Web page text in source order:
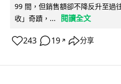
99 間，但銷售額卻不降反升至過
收」奇蹟，...
閱讀全文
243 19 ↗ 分享